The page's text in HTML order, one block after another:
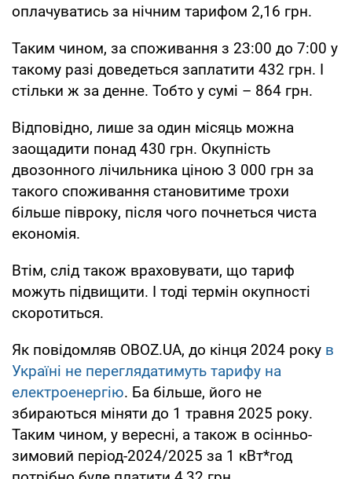
оплачуватись за нічним тарифом 2,16 грн.
Таким чином, за споживання з 23:00 до 7:00 у
такому разі доведеться заплатити 432 грн. І
стільки ж за денне. Тобто у сумі – 864 грн.
Відповідно, лише за один місяць можна
заощадити понад 430 грн. Окупність
двозонного лічильника ціною 3 000 грн за
такого споживання становитиме трохи
більше півроку, після чого почнеться чиста
економія.
Втім, слід також враховувати, що тариф
можуть підвищити. І тоді термін окупності
скоротиться.
Як повідомляв OBOZ.UA, до кінця 2024 року в
Україні не переглядатимуть тарифу на
електроенергію. Ба більше, його не
збираються міняти до 1 травня 2025 року.
Таким чином, у вересні, а також в осінньо-
зимовий період-2024/2025 за 1 кВт*год